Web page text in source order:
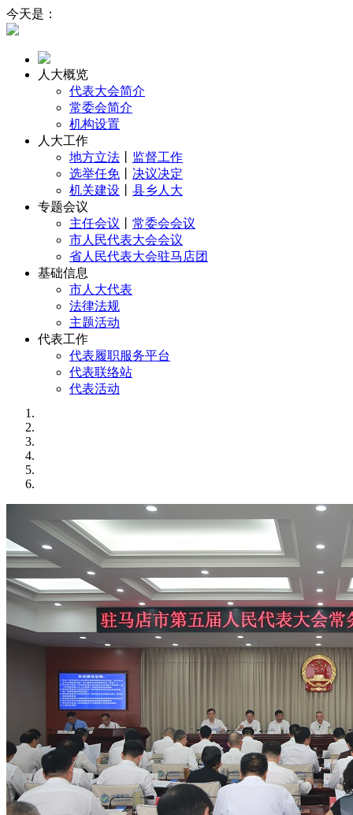
今天是：
人大概览
代表大会简介
常委会简介
机构设置
人大工作
地方立法
监督工作
选举任免
决议决定
机关建设
县乡人大
专题会议
主任会议
常委会会议
市人民代表大会会议
省人民代表大会驻马店团
基础信息
市人大代表
法律法规
主题活动
代表工作
代表履职服务平台
代表联络站
代表活动